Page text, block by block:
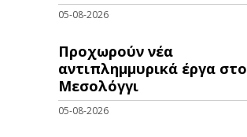
05-08-2026
Προχωρούν νέα
αντιπλημμυρικά έργα στο
Μεσολόγγι
05-08-2026